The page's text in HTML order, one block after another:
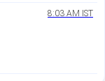
8:03 AM IST